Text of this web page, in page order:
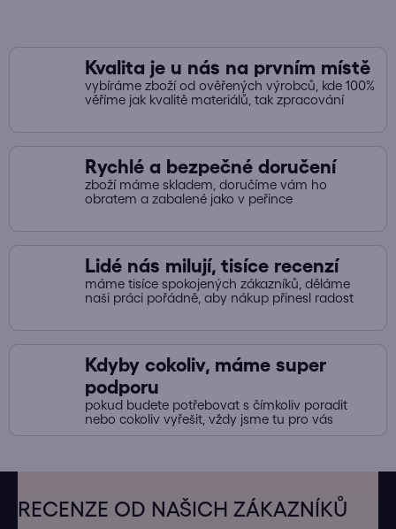
ý
p
i
u
Kvalita je u nás na prvním místě
vybíráme zboží od ověřených výrobců, kde 100%
věříme jak kvalitě materiálů, tak zpracování
Rychlé a bezpečné doručení
zboží máme skladem, doručíme vám ho
obratem a zabalené jako v peřince
Lidé nás milují, tisíce recenzí
máme tisíce spokojených zákazníků, děláme
naši práci pořádně, aby nákup přinesl radost
Kdyby cokoliv, máme super
podporu
pokud budete potřebovat s čímkoliv poradit
nebo cokoliv vyřešit, vždy jsme tu pro vás
RECENZE OD NAŠICH ZÁKAZNÍKŮ